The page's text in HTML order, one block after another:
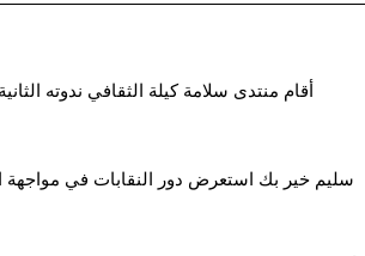
أقام منتدى سلامة كيلة الثقافي ندوته
سليم خير بك استعرض دور النقابات في مواجهة